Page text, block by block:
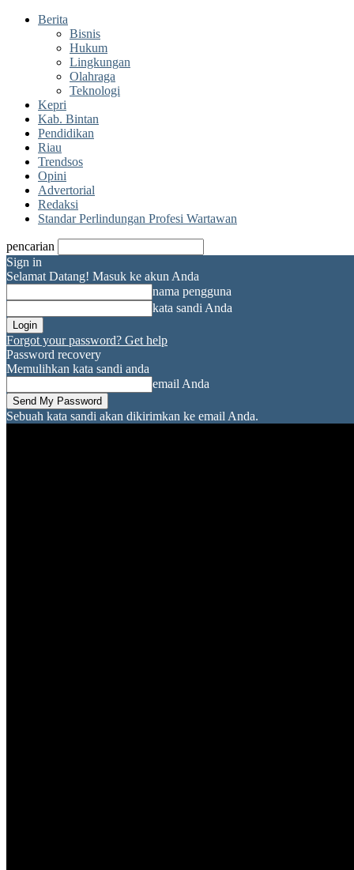
Berita
Bisnis
Hukum
Lingkungan
Olahraga
Teknologi
Kepri
Kab. Bintan
Pendidikan
Riau
Trendsos
Opini
Advertorial
Redaksi
Standar Perlindungan Profesi Wartawan
pencarian
Sign in
Selamat Datang! Masuk ke akun Anda
nama pengguna
kata sandi Anda
Forgot your password? Get help
Password recovery
Memulihkan kata sandi anda
email Anda
Sebuah kata sandi akan dikirimkan ke email Anda.